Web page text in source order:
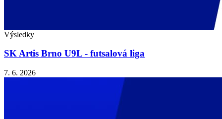
Výsledky
SK Artis Brno U9L - futsalová liga
7. 6. 2026